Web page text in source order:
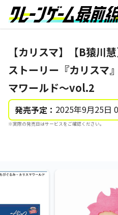
【カリスマ】【B猿川
ストーリー『カリスマ
マワールド～vol.2
発売予定： 2025年9月25日
※実際の発売日はサービスをご確認ください。